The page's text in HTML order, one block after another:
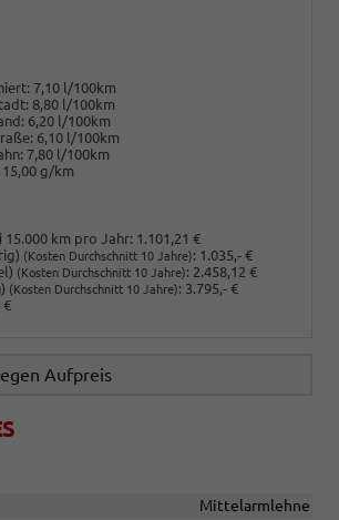
7,10 l/100km
8,80 l/100km
6,20 l/100km
6,10 l/100km
7,80 l/100km
g/km
15.000 km pro Jahr: 1.101,21 €
(Kosten Durchschnitt 10 Jahre): 1.035,- €
(Kosten Durchschnitt 10 Jahre): 2.458,12 €
(Kosten Durchschnitt 10 Jahre): 3.795,- €
€
Aufpreis
Mittelarmlehne